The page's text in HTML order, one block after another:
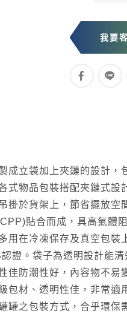
我要
成立袋加上夾鏈的設計，
式物品包裝搭配夾鏈式設
掛於貨架上，節省擺放
貼合而成，具高氣體
用在冷凍保存及真空包裝
證。袋子為透明設計能清
佳防潮性好，內容物不易
包材、透明性佳，非常適
罐之包裝方式，合乎環保